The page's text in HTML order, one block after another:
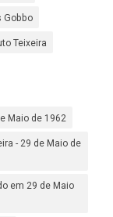
Gobbo
Teixeira
Maio de 1962
- 29 de Maio de
em 29 de Maio